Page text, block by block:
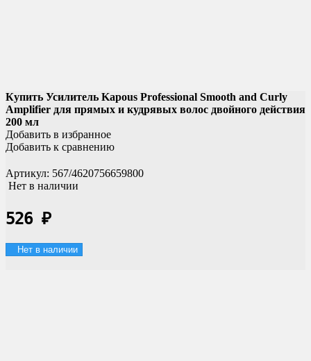
Купить Усилитель Kapous Professional Smooth and Curly
Amplifier для прямых и кудрявых волос двойного действия
200 мл
Добавить в избранное
Добавить к сравнению
Артикул: 567/4620756659800
Нет в наличии
526 ₽
Нет в наличии